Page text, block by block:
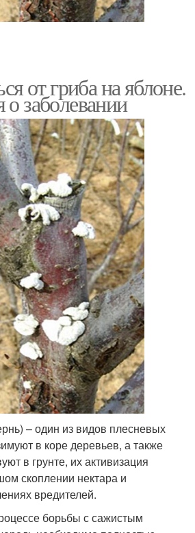
от гриба на яблоне.
заболевании
– один из видов плесневых
в коре деревьев, а также
в грунте, их активизация
скоплении нектара и
вредителей.
борьбы с сажистым